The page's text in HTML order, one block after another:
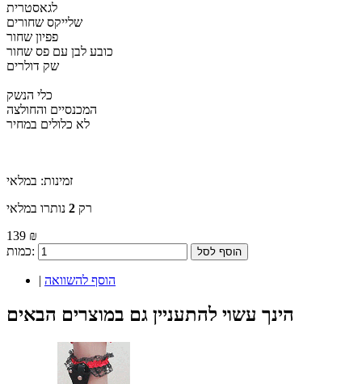
לגאסטרית
שלייקס שחורים
פפיון שחור
כובע לבן עם פס שחור
שק דולרים
כלי הנשק
המכנסיים והחולצה
לא כלולים במחיר
זמינות: במלאי
רק 2 נותרו במלאי
139 ₪
כמות:
הוסף לסל
| הוסף להשוואה
הינך עשוי להתעניין גם במוצרים הבאים